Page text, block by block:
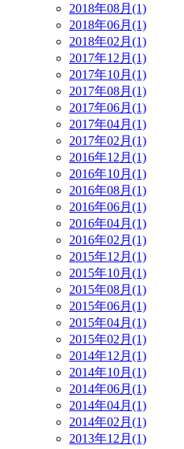
2018年08月(1)
2018年06月(1)
2018年02月(1)
2017年12月(1)
2017年10月(1)
2017年08月(1)
2017年06月(1)
2017年04月(1)
2017年02月(1)
2016年12月(1)
2016年10月(1)
2016年08月(1)
2016年06月(1)
2016年04月(1)
2016年02月(1)
2015年12月(1)
2015年10月(1)
2015年08月(1)
2015年06月(1)
2015年04月(1)
2015年02月(1)
2014年12月(1)
2014年10月(1)
2014年06月(1)
2014年04月(1)
2014年02月(1)
2013年12月(1)